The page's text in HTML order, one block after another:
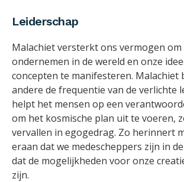
Leiderschap
Malachiet versterkt ons vermogen om
ondernemen in de wereld en onze
concepten te manifesteren. Malachiet
andere de frequentie van de verlichte
helpt het mensen op een
om het kosmische plan uit te voeren,
vervallen in egogedrag. Zo herinnert
eraan dat we medescheppers zijn in
dat de mogelijkheden voor onze
zijn.